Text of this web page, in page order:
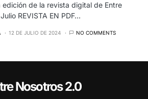
edición de la revista digital de Entre
REVISTA EN PDF…
12 DE JULIO DE 2024 NO COMMENTS
Nosotros 2.0